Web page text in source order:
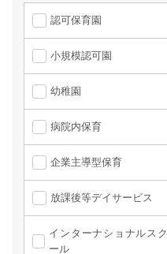
認可保育園
小規模認可園
幼稚園
病院内保育
企業主導型保育
放課後等デイサービス
インターナショナルスク
ール